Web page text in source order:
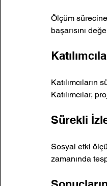
Ölçüm
başarısını
Katılımcılar,
Sürekli
Sosyal etki
zamanında